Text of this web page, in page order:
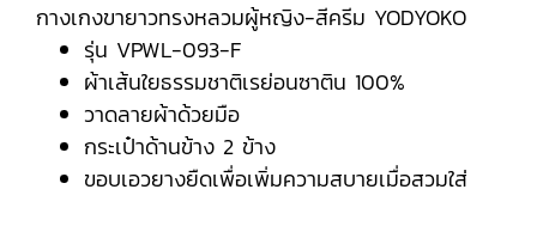
กางเกงขายาวทรงหลวมผู้หญิง-สีครีม YODYOKO
รุ่น VPWL-093-F
ผ้าเส้นใยธรรมชาติเรย่อนซาติน 100%
วาดลายผ้าด้วยมือ
กระเป๋าด้านข้าง 2 ข้าง
ขอบเอวยางยืดเพื่อเพิ่มความสบายเมื่อสวมใส่